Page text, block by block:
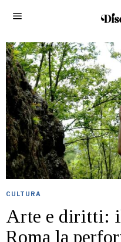
CULTURA
Arte e diritti:
Roma la